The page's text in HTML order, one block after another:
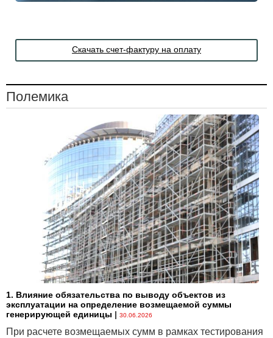
Скачать счет-фактуру на оплату
Полемика
1. Влияние обязательства по выводу объектов из
эксплуатации на определение возмещаемой суммы
генерирующей единицы | 30.06.2026
При расчете возмещаемых сумм в рамках тестирования